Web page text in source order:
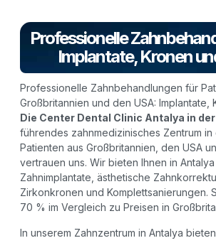
Professionelle
Implantate, Kronen
Professionelle Zahnbehandlungen für
Großbritannien und den USA: Implantate,
Die Center Dental Clinic Antalya in
führendes zahnmedizinisches Zentrum in
Patienten aus Großbritannien, den USA
vertrauen uns. Wir bieten Ihnen in
Zahnimplantate, ästhetische
Zirkonkronen und Komplettsanierungen.
70 % im Vergleich zu Preisen in
In unserem Zahnzentrum in Antalya